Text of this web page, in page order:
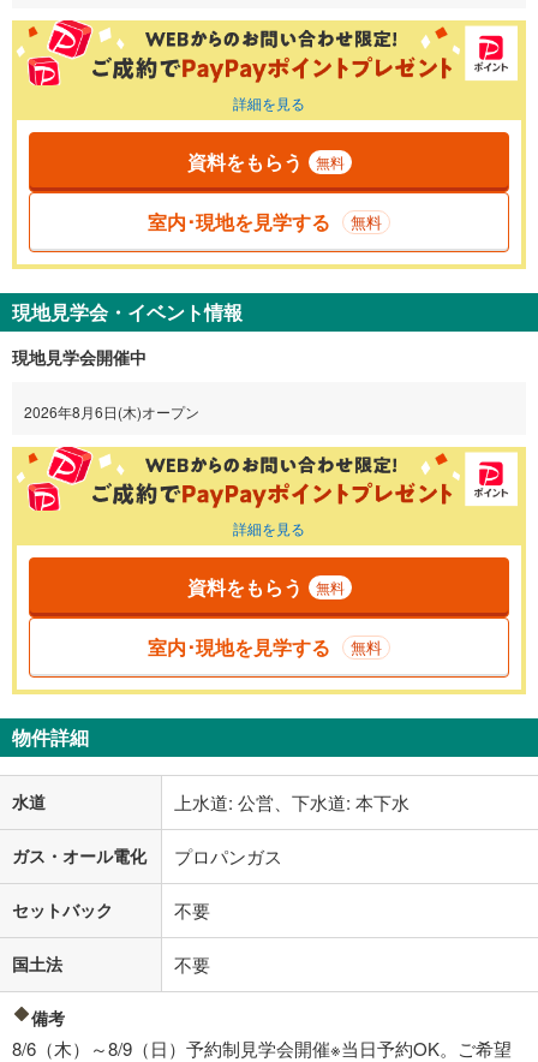
詳細を見る
資料をもらう 無料
室内･現地を見学する 無料
現地見学会・イベント情報
現地見学会開催中
2026年8月6日(木)オープン
詳細を見る
資料をもらう 無料
室内･現地を見学する 無料
物件詳細
水道 上水道: 公営、下水道: 本下水
ガス・オール電化 プロパンガス
セットバック 不要
国土法 不要
備考
8/6（木）～8/9（日）予約制見学会開催※当日予約OK。ご希望